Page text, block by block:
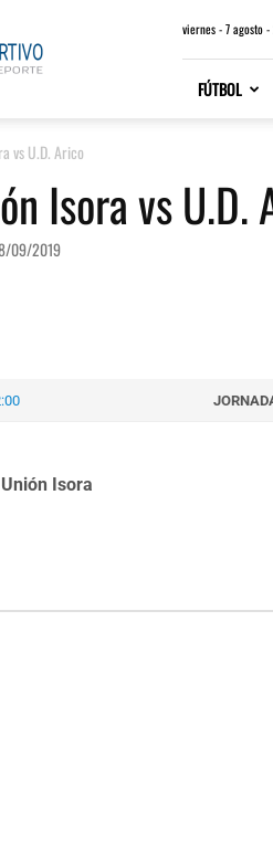
viernes - 7 agosto
FÚTBOL
vs U.D. Arico
Isora vs U.D.
09/2019
Isora